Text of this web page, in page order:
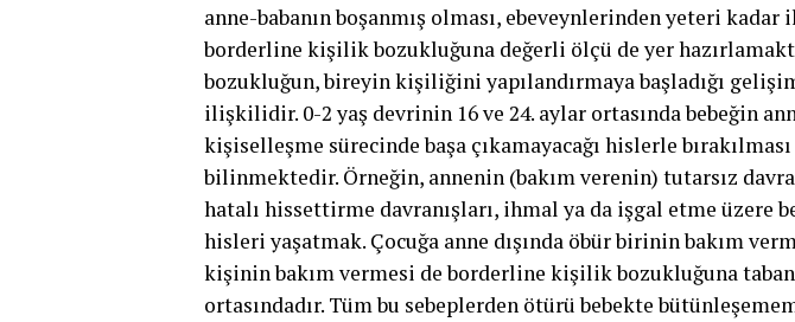
anne-babanın boşanmış olması, ebeveynlerinden yeteri
borderline kişilik bozukluğuna değerli ölçü de yer
bozukluğun, bireyin kişiliğini yapılandırmaya başladığı
ilişkilidir. 0-2 yaş devrinin 16 ve 24. aylar ortasında bebeğin
kişiselleşme sürecinde başa çıkamayacağı hislerle
bilinmektedir. Örneğin, annenin (bakım verenin) tutarsız
hatalı hissettirme davranışları, ihmal ya da işgal etme üzere
hisleri yaşatmak. Çocuğa anne dışında öbür birinin bakım
kişinin bakım vermesi de borderline kişilik bozukluğuna
ortasındadır. Tüm bu sebeplerden ötürü bebekte